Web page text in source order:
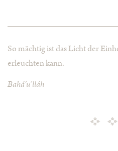
So mächtig ist das Licht der
erleuchten kann.
Bahá’u’lláh